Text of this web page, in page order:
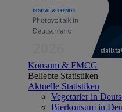
Konsum & FMCG
Beliebte Statistiken
Aktuelle Statistiken
Vegetarier in
Bierkonsum in